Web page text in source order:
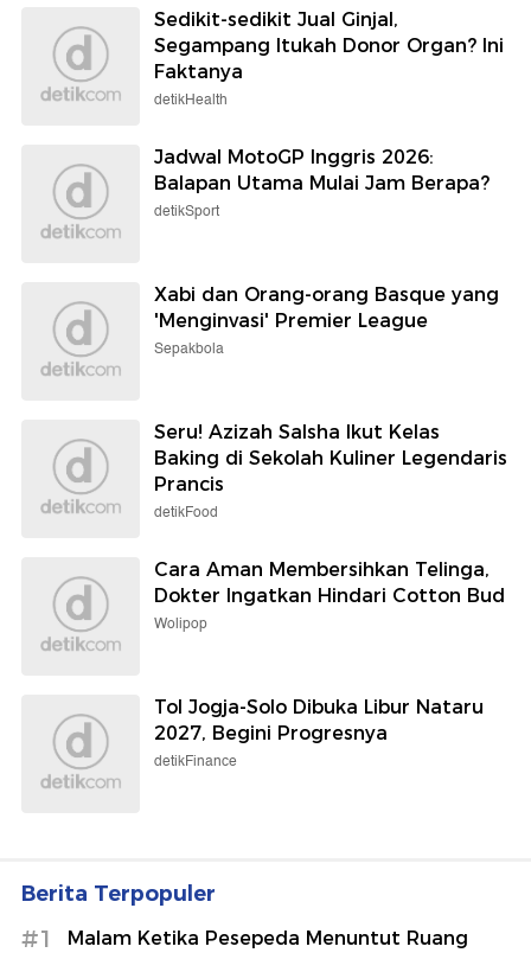
Sedikit-sedikit Jual Ginjal,
Segampang Itukah Donor Organ? Ini
Faktanya
detikHealth
Jadwal MotoGP Inggris 2026:
Balapan Utama Mulai Jam Berapa?
detikSport
Xabi dan Orang-orang Basque yang
'Menginvasi' Premier League
Sepakbola
Seru! Azizah Salsha Ikut Kelas
Baking di Sekolah Kuliner Legendaris
Prancis
detikFood
Cara Aman Membersihkan Telinga,
Dokter Ingatkan Hindari Cotton Bud
Wolipop
Tol Jogja-Solo Dibuka Libur Nataru
2027, Begini Progresnya
detikFinance
Berita Terpopuler
#1 Malam Ketika Pesepeda Menuntut Ruang